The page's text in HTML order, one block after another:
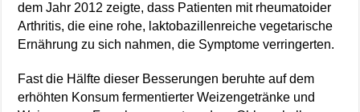
dem Jahr 2012 zeigte, dass Patienten mit rheumatoider
Arthritis, die eine rohe, laktobazillenreiche vegetarische
Ernährung zu sich nahmen, die Symptome verringerten.
Fast die Hälfte dieser Besserungen beruhte auf dem
erhöhten Konsum fermentierter Weizengetränke und